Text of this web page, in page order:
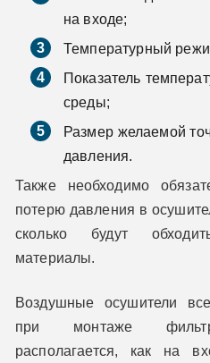
на входе;
Температурный
Показатель
среды;
Размер желаемой
давления.
Также необходимо
потерю давления в
сколько будут
материалы.
Воздушные осушители
при монтаже
располагается, как на